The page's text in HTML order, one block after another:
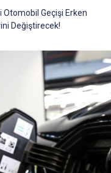
Otomobil Geçişi Erken
Değiştirecek!